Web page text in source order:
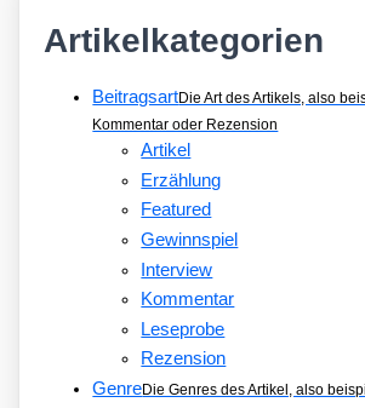
Artikelkategorien
BeitragsartDie Art des Artikels, also
Kommentar oder Rezension
Artikel
Erzählung
Featured
Gewinnspiel
Interview
Kommentar
Leseprobe
Rezension
GenreDie Genres des Artikel, also